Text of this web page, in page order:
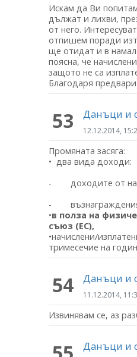
Искам да Ви
дължат и лихви,
от него.
отпишем поради
ще отидат и в
поясна, че
защото не са
Благодаря
53 Данъци и
12.12.2014,
Промяната засяга:
• два вида доходи:
- доходите от наем
- възнаграждения
•в полза на
съюз (ЕС),
•начислени/
тримесечие на
54 Данъци и
11.12.2014,
Извинявам се, аз
Данъци и